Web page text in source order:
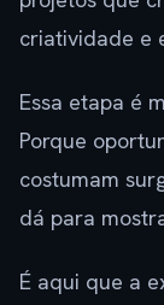
criatividade e
Essa etapa é
Porque
costumam
dá para
É aqui que a